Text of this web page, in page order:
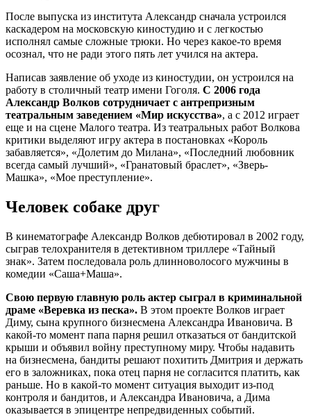
После выпуска из института Александр сначала устроился
каскадером на московскую киностудию и с легкостью
исполнял самые сложные трюки. Но через какое-то время
осознал, что не ради этого пять лет учился на актера.
Написав заявление об уходе из киностудии, он устроился на
работу в столичный театр имени Гоголя. С 2006 года
Александр Волков сотрудничает с антрепризным
театральным заведением «Мир искусства», а с 2012 играет
еще и на сцене Малого театра. Из театральных работ Волкова
критики выделяют игру актера в постановках «Король
забавляется», «Долетим до Милана», «Последний любовник
всегда самый лучший», «Гранатовый браслет», «Зверь-
Машка», «Мое преступление».
Человек собаке друг
В кинематографе Александр Волков дебютировал в 2002 году,
сыграв телохранителя в детективном триллере «Тайный
знак». Затем последовала роль длинноволосого мужчины в
комедии «Саша+Маша».
Свою первую главную роль актер сыграл в криминальной
драме «Веревка из песка». В этом проекте Волков играет
Диму, сына крупного бизнесмена Александра Ивановича. В
какой-то момент папа парня решил отказаться от бандитской
крыши и объявил войну преступному миру. Чтобы надавить
на бизнесмена, бандиты решают похитить Дмитрия и держать
его в заложниках, пока отец парня не согласится платить, как
раньше. Но в какой-то момент ситуация выходит из-под
контроля и бандитов, и Александра Ивановича, а Дима
оказывается в эпицентре непредвиденных событий.